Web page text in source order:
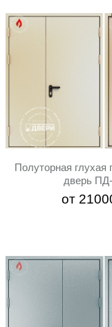
Полуторная глухая
дверь
от